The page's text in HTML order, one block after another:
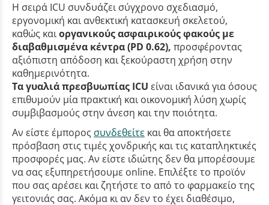
Η σειρά ICU συνδυάζει σύγχρονο σχεδιασμό,
εργονομική και ανθεκτική κατασκευή σκελετού,
καθώς καιοργανικούς ασφαιρικούς φακούς με
διαβαθμισμένα κέντρα (PD 0.62), προσφέροντας
αξιόπιστη απόδοση και ξεκούραστη χρήση στην
καθημερινότητα.
Τα γυαλιά πρεσβυωπίας ICU είναι ιδανικά για όσους
επιθυμούν μία πρακτική και οικονομική λύση χωρίς
συμβιβασμούς στην άνεση και την ποιότητα.
Αν είστε έμπορος συνδεθείτε και θα αποκτήσετε
πρόσβαση στις τιμές χονδρικής και τις καταπληκτικές
προσφορές μας. Αν είστε ιδιώτης δεν θα μπορέσουμε
να σας εξυπηρετήσουμε online. Επιλέξτε το προϊόν
που σας αρέσει και ζητήστε το από το φαρμακείο της
γειτονιάς σας. Ακόμα κι αν δεν το έχει διαθέσιμο,